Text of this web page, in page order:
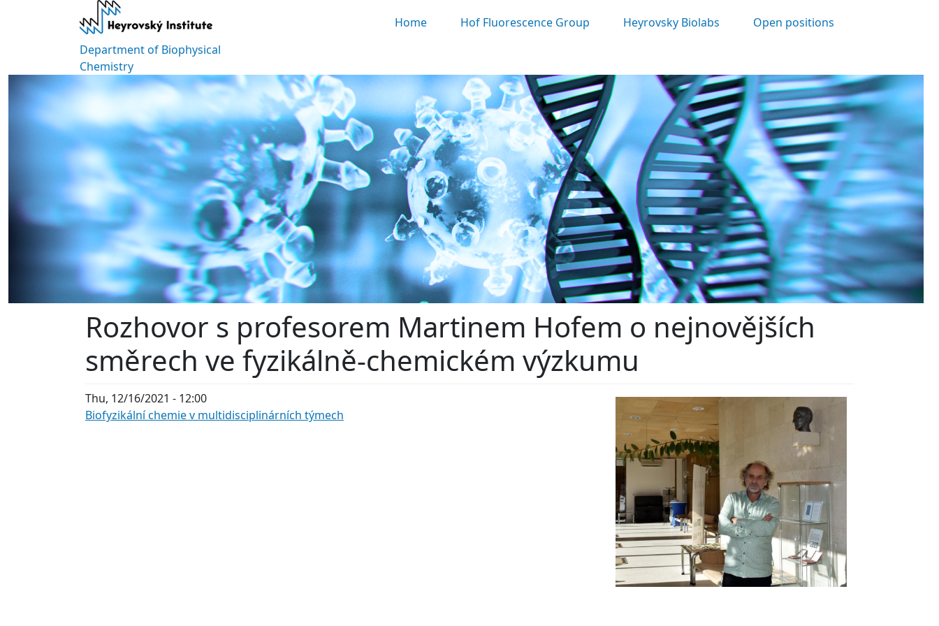
Skip to main content
Department of Biophysical
Chemistry
Home Hof Fluorescence Group Heyrovsky Biolabs Open positions
Rozhovor s profesorem Martinem Hofem o nejnovějších
směrech ve fyzikálně-chemickém výzkumu
Thu, 12/16/2021 - 12:00
Biofyzikální chemie v multidisciplinárních týmech